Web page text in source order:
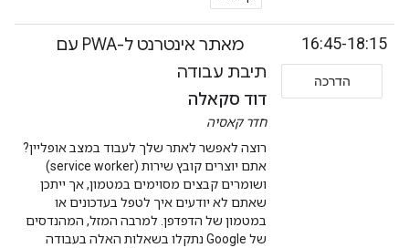
16:45-18:15
הדרכה
מאתר אינטרנט ל-PWA עם
תיבת עבודה
דוד סקאלה
חדר קאסיה
רוצה לאפשר לאתר שלך לעבוד במצב אופליין?
אתם יוצרים קובץ שירות (service worker)
ושומרים קבצים מסוימים במטמון, אך ייתכן
שאתם לא יודעים איך לטפל בעדכונים או
במטמון של הדפדפן. למרבה המזל, המהנדסים
של Google נתקלו בשאלות האלה בעבודה